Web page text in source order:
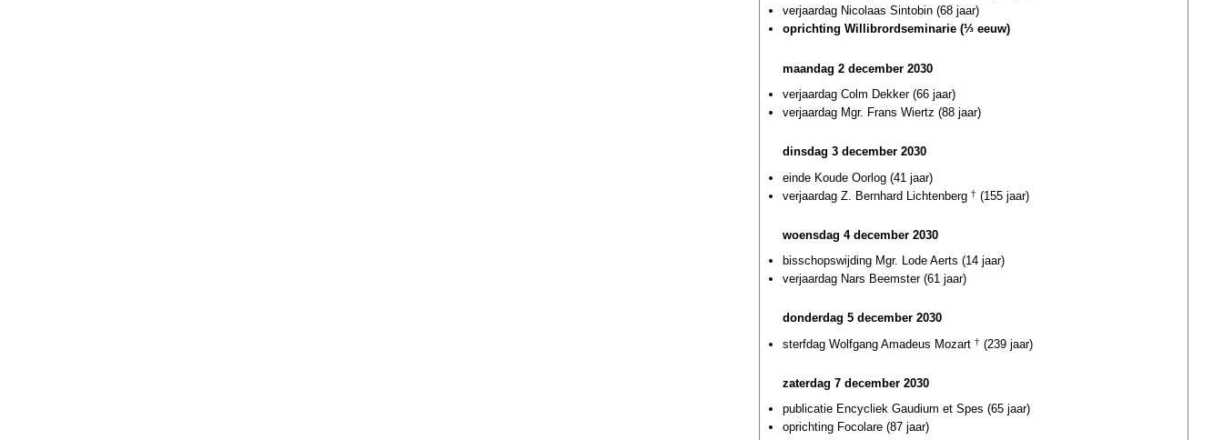
verjaardag Nicolaas Sintobin (68 jaar)
oprichting Willibrordseminarie (⅓ eeuw)
maandag 2 december 2030
verjaardag Colm Dekker (66 jaar)
verjaardag Mgr. Frans Wiertz (88 jaar)
dinsdag 3 december 2030
einde Koude Oorlog (41 jaar)
verjaardag Z. Bernhard Lichtenberg † (155 jaar)
woensdag 4 december 2030
bisschopswijding Mgr. Lode Aerts (14 jaar)
verjaardag Nars Beemster (61 jaar)
donderdag 5 december 2030
sterfdag Wolfgang Amadeus Mozart † (239 jaar)
zaterdag 7 december 2030
publicatie Encycliek Gaudium et Spes (65 jaar)
oprichting Focolare (87 jaar)